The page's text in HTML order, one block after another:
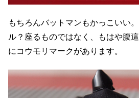
もちろんバットマンもかっこいい
ル？座るものではなく、もはや腹
にコウモリマークがあります。